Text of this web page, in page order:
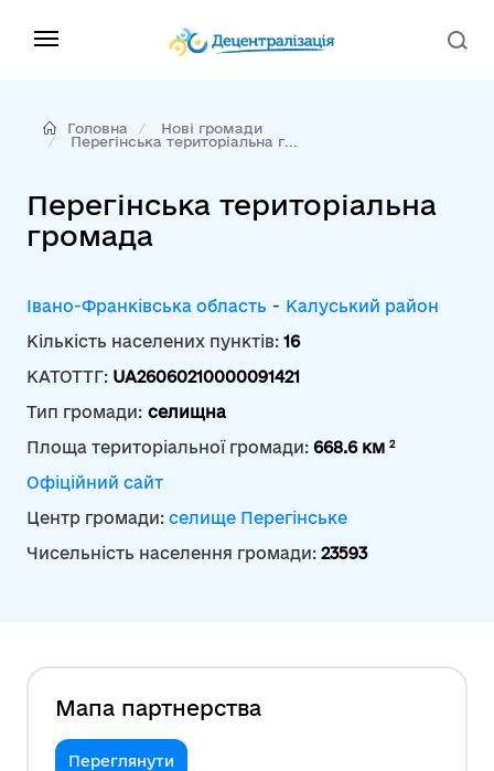
Головна
Нові громади
Перегінська територіальна г...
Перегінська територіальна
громада
Івано-Франківська область - Калуський район
Кількість населених пунктів: 16
КАТОТТГ: UA26060210000091421
Тип громади: селищна
Площа територіальної громади: 668.6 км 2
Офіційний сайт
Центр громади: селище Перегінське
Чисельність населення громади: 23593
Мапа партнерства
Переглянути